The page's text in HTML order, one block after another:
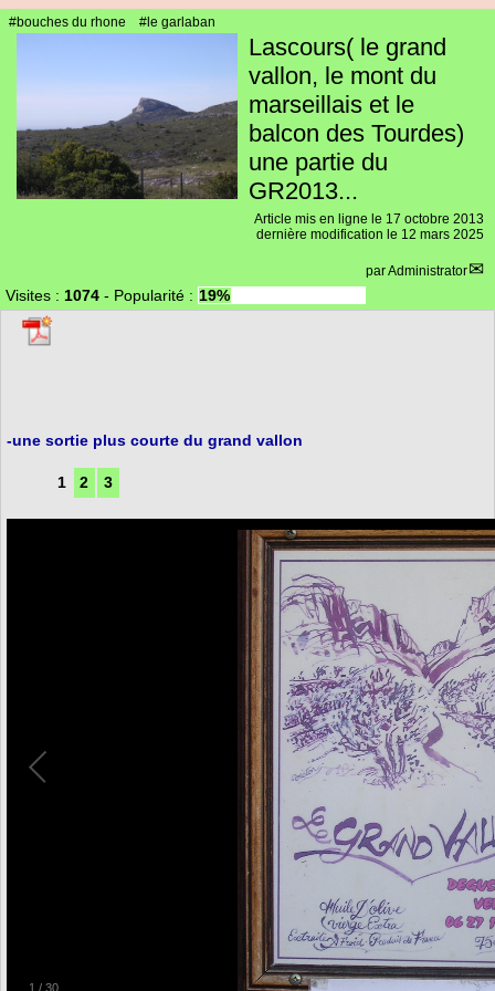
#bouches du rhone #le garlaban
Lascours( le grand
vallon, le mont du
marseillais et le
balcon des Tourdes)
une partie du
GR2013...
Article mis en ligne le 17 octobre 2013
dernière modification le 12 mars 2025
parAdministrator
Visites : 1074 - Popularité : 19%
-une sortie plus courte du grand vallon
1 2 3
1 / 30